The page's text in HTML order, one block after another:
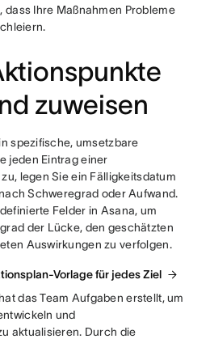
dass Ihre Maßnahmen Probleme
zuweisen
spezifische, umsetzbare
jeden Eintrag einer
legen Sie ein Fälligkeitsdatum
Schweregrad oder Aufwand.
Felder in Asana, um
der Lücke, den geschätzten
Auswirkungen zu verfolgen.
Vorlage für jedes Ziel
das Team Aufgaben erstellt, um
und
aktualisieren. Durch die